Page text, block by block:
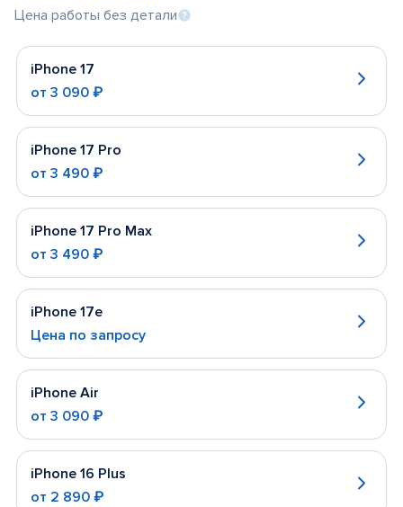
Цена работы без детали
iPhone 17
от 3 090 ₽
iPhone 17 Pro
от 3 490 ₽
iPhone 17 Pro Max
от 3 490 ₽
iPhone 17e
Цена по запросу
iPhone Air
от 3 090 ₽
iPhone 16 Plus
от 2 890 ₽